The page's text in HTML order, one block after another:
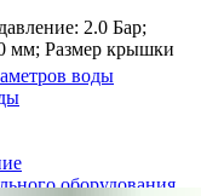
воды
оборудования
2.0 Бap;
мм; Размер крышки